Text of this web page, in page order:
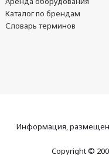
Каталог по брендам
Словарь терминов
Информация,
Copyright ©